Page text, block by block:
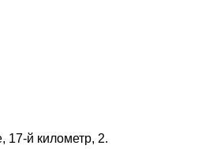
17-й километр, 2.